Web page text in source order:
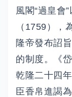
風閣“過皇會
（1759），
隆帝發布詔
的制度。《
乾隆二十四
臣香帛進謁